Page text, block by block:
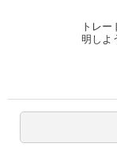
トレ
明しよ